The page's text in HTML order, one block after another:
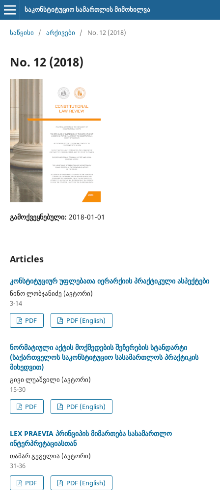
საკონსტიტუციო სამართლის მიმოხილვა
საწყისი / არქივები / No. 12 (2018)
No. 12 (2018)
გამოქვეყნებული: 2018-01-01
Articles
კონსტიტუციურ უფლებათა იერარქიის პრაქტიკული ასპექტები
ნინო ლობჯანიძე (ავტორი)
3-14
PDF
PDF (English)
ნორმატიული აქტის მოქმედების შეჩერების სტანდარტი
(საქართველოს საკონსტიტუციო სასამართლოს პრაქტიკის
მიხედვით)
გივი ლუაშვილი (ავტორი)
15-30
PDF
PDF (English)
LEX PRAEVIA პრინციპის მიმართება სასამართლო
ინტერპრეტაციასთან
თამარ გეგელია (ავტორი)
31-36
PDF
PDF (English)